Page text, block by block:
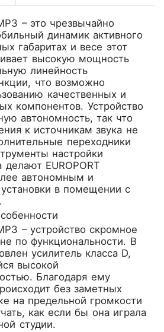
– это чрезвычайно
динамик активного
габаритах и весе этот
высокую мощность
линейность
что возможно
качественных и
компонентов. Устройство
автономность, так что
к источникам звука не
переходники
настройки
делают EUROPORT
автономным и
в помещении с
– устройство скромное
по функциональности. В
усилитель класса D,
высокой
Благодаря ему
без заметных
на предельной громкости
как если бы она играла
студии.